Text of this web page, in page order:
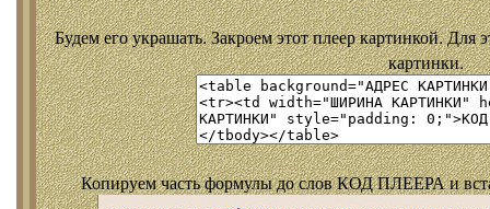
Будем его украшать. Закроем этот плеер картинкой. Для
картинки.
Копируем часть формулы до слов КОД ПЛЕЕРА и